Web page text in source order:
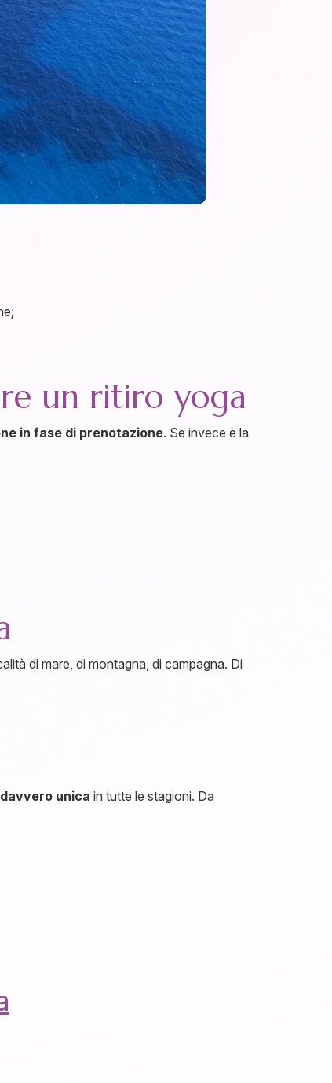
un ritiro yoga
in fase di prenotazione. Se invece è la
di mare, di montagna, di campagna. Di
unica in tutte le stagioni. Da